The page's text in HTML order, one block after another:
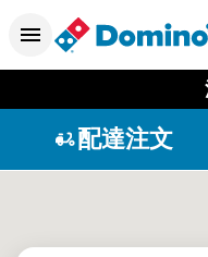
配達注文